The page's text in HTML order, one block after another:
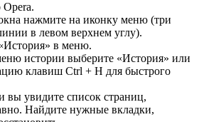
Opera.
нажмите на иконку меню (три
в левом верхнем углу).
в меню.
истории выберите «История» или
клавиш Ctrl + H для быстрого
вы увидите список страниц,
Найдите нужные вкладки,